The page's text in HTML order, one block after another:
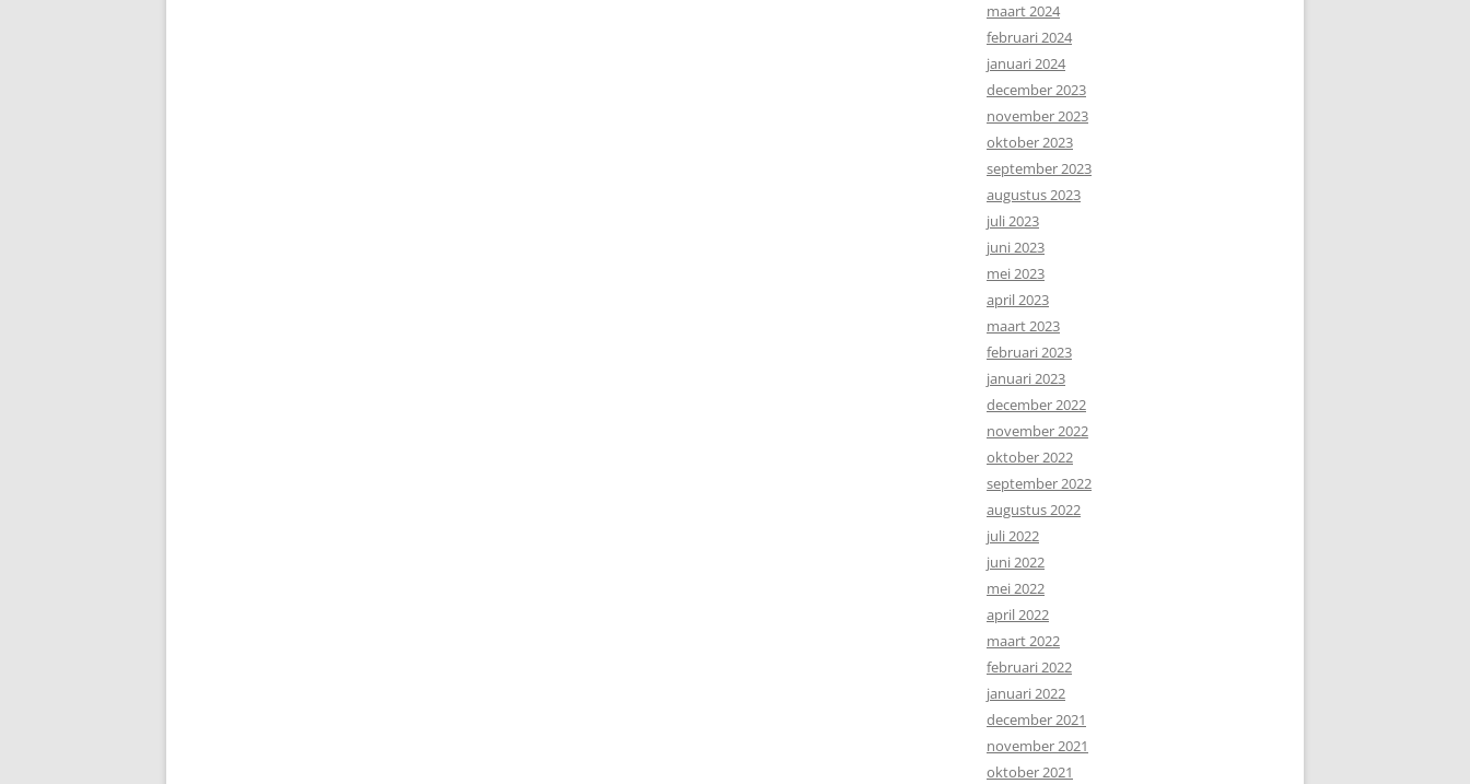
maart 2024
februari 2024
januari 2024
december 2023
november 2023
oktober 2023
september 2023
augustus 2023
juli 2023
juni 2023
mei 2023
april 2023
maart 2023
februari 2023
januari 2023
december 2022
november 2022
oktober 2022
september 2022
augustus 2022
juli 2022
juni 2022
mei 2022
april 2022
maart 2022
februari 2022
januari 2022
december 2021
november 2021
oktober 2021